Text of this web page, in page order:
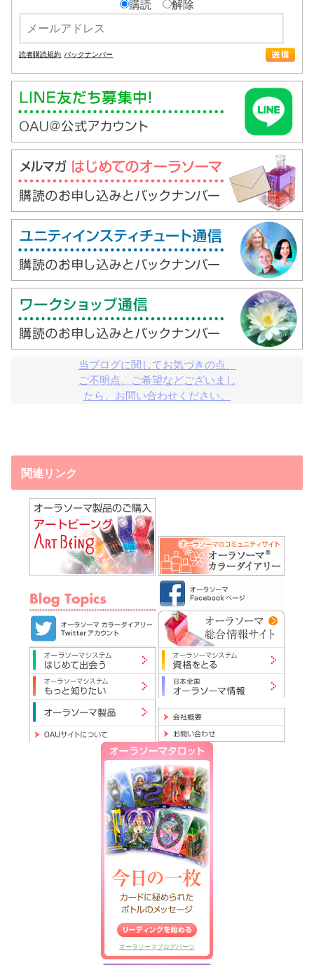
購読 解除
読者購読規約 バックナンバー
当ブログに関してお気づきの点、
ご不明点、ご希望などございまし
たら、お問い合わせください。
関連リンク